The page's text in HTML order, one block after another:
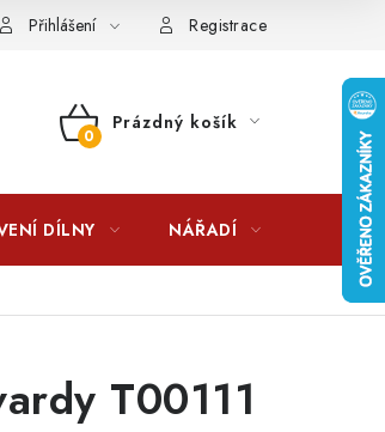
K FOTOGRAFIÍM Doplňkové služby
Přihlášení Registrace
NÁKUPNÍ
Prázdný košík
DÍLNY NÁŘADÍ
T00111